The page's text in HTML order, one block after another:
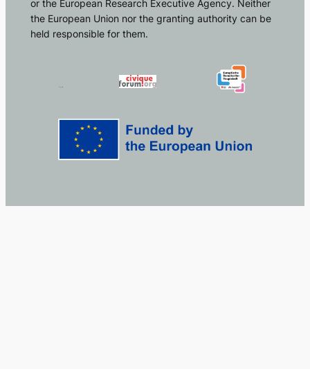
or the European Research Executive Agency. Neither
the European Union nor the granting authority can be
held responsible for them.